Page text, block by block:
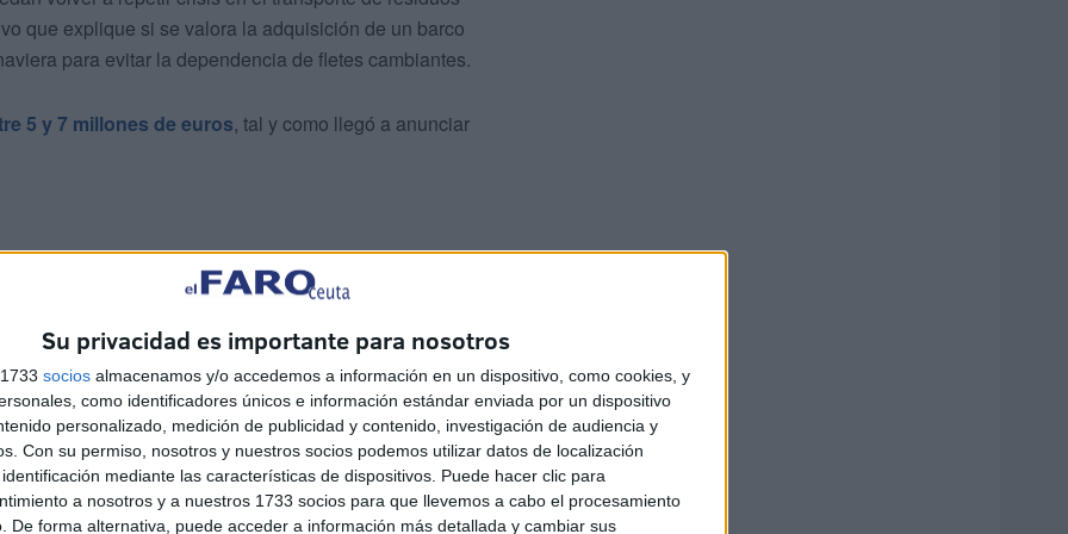
Su privacidad es importante para nosotros
socios almacenamos y/o accedemos a información en un dispositivo, como cookies, y
como identificadores únicos e información estándar enviada por un dispositivo
personalizado, medición de publicidad y contenido, investigación de audiencia y
Con su permiso, nosotros y nuestros socios podemos utilizar datos de localización
mediante las características de dispositivos. Puede hacer clic para
a nosotros y a nuestros 1733 socios para que llevemos a cabo el procesamiento
De forma alternativa, puede acceder a información más detallada y cambiar sus
que explique si se valora la adquisición de un barco
para evitar la dependencia de fletes cambiantes.
5 y 7 millones de euros, tal y como llegó a anunciar
al Gobierno sobre el contrato deServicio del Plan de
de una campaña institucional destinada a promover la
mediante licitación por importe de dos millones de